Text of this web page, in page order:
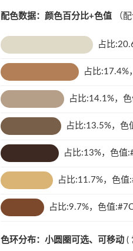
配色数据：颜色百分比+色值 （
占比
占比:17.4%
占比:14.1%，色
占比:13.5%，色
占比:13%，色值
占比:11.7%，色值
占比:9.7%，色值
色环分布：小圆圈可选、可移动 (